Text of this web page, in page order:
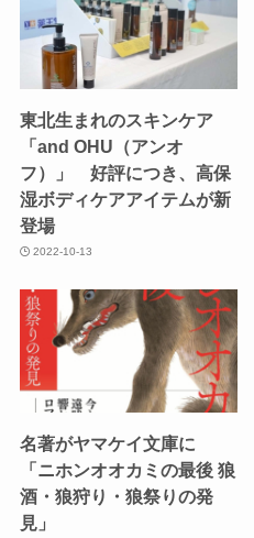
東北生まれのスキンケア
「and OHU（アンオ
フ）」 好評につき、高保
湿ボディケアアイテムが新
登場
2022-10-13
名著がヤマケイ文庫に
「ニホンオオカミの最後 狼
酒・狼狩り・狼祭りの発
見」